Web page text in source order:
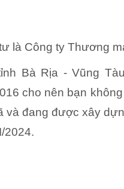
là Công ty Thương
Bà Rịa - Vũng
cho nên bạn
và đang được xây
2024.